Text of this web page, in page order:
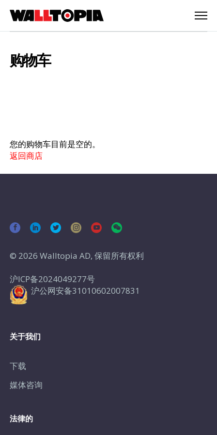
购物车
您的购物车目前是空的。
返回商店
© 2026 Walltopia AD, 保留所有权利
沪ICP备2024049277号
沪公网安备31010602007831
关于我们
下载
媒体咨询
法律的